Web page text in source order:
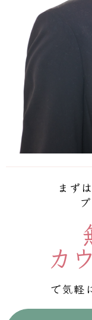
まず
カ
で気軽